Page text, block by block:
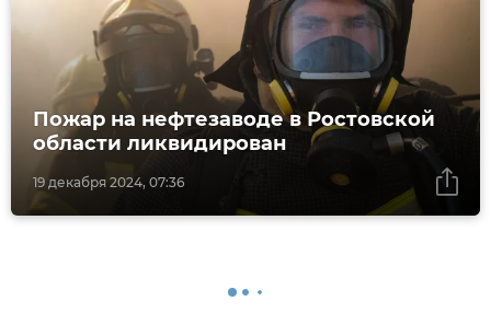
19 декабря 2024, 07:36
Пожар на нефтезаводе в Ростовской
области ликвидирован